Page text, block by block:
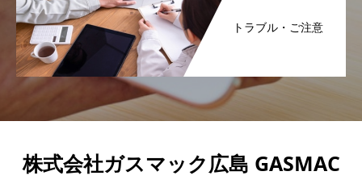
トラブル・ご注意
株式会社ガスマック広島 GASMAC